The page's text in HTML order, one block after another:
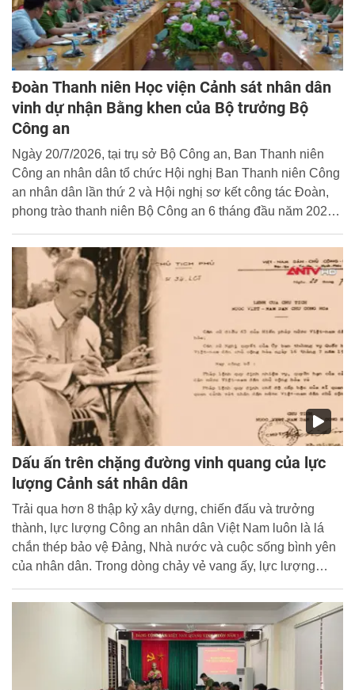
Đoàn Thanh niên Học viện Cảnh sát nhân dân
vinh dự nhận Bằng khen của Bộ trưởng Bộ
Công an
Ngày 20/7/2026, tại trụ sở Bộ Công an, Ban Thanh niên
Công an nhân dân tổ chức Hội nghị Ban Thanh niên Công
an nhân dân lần thứ 2 và Hội nghị sơ kết công tác Đoàn,
phong trào thanh niên Bộ Công an 6 tháng đầu năm 2026,
Dấu ấn trên chặng đường vinh quang của lực
lượng Cảnh sát nhân dân
Trải qua hơn 8 thập kỷ xây dựng, chiến đấu và trưởng
thành, lực lượng Công an nhân dân Việt Nam luôn là lá
chắn thép bảo vệ Đảng, Nhà nước và cuộc sống bình yên
của nhân dân. Trong dòng chảy vẻ vang ấy, lực lượng
bằng lòng trung thành tuyệt đối với Tổ quốc, tinh thần dũng
cảm, mưu trí trước mọi loại tội phạm và sự tận tụy trong
từng nhiệm vụ vì cuộc sống bình yên của nhân dân.